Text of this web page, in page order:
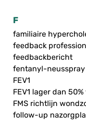
F
familiaire
feedback
feedbackbericht
fentanyl-
FEV1
FEV1 lager dan
FMS richtlijn
follow-up